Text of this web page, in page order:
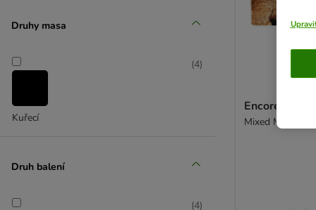
Purizon
Rocco
Royal Canin
Schesir
Advance Veterinary Diet
Druhy masa
Kuřecí
(4)
Druh balení
(4)
Encore mix
Mixed Multipack